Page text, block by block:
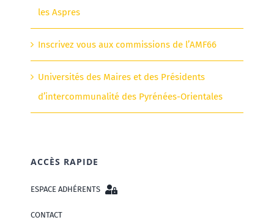
les Aspres
Inscrivez vous aux commissions de l’AMF66
Universités des Maires et des Présidents
d’intercommunalité des Pyrénées-Orientales
ACCÈS RAPIDE
ESPACE ADHÉRENTS
CONTACT